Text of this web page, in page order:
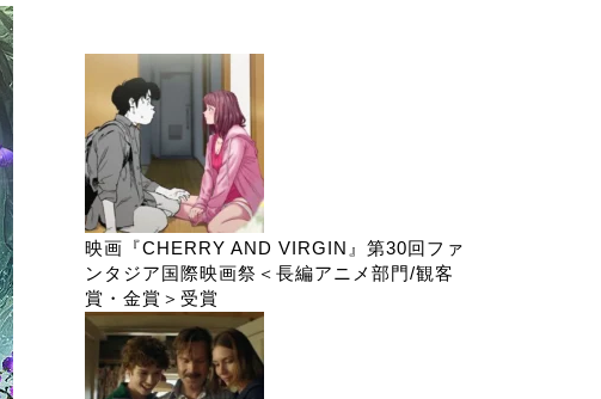
映画『CHERRY AND VIRGIN』第30回ファ
ンタジア国際映画祭＜長編アニメ部門/観客
賞・金賞＞受賞